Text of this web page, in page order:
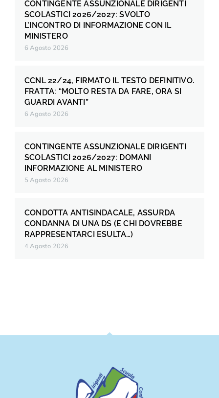
CONTINGENTE ASSUNZIONALE DIRIGENTI
SCOLASTICI 2026/2027: SVOLTO
L’INCONTRO DI INFORMAZIONE CON IL
MINISTERO
6 Agosto 2026
CCNL 22/24, FIRMATO IL TESTO DEFINITIVO.
FRATTA: “MOLTO RESTA DA FARE, ORA SI
GUARDI AVANTI”
6 Agosto 2026
CONTINGENTE ASSUNZIONALE DIRIGENTI
SCOLASTICI 2026/2027: DOMANI
INFORMAZIONE AL MINISTERO
5 Agosto 2026
CONDOTTA ANTISINDACALE, ASSURDA
CONDANNA DI UNA DS (E CHI DOVREBBE
RAPPRESENTARCI ESULTA…)
4 Agosto 2026